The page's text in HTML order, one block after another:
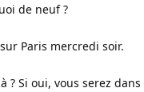
de neuf ?
Paris mercredi soir.
? Si oui, vous serez